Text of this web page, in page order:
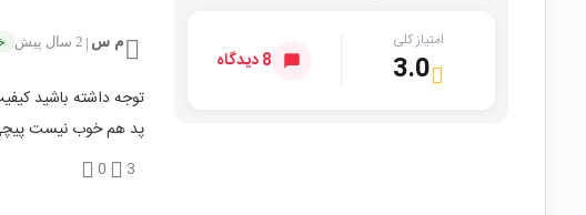
امتیاز کلی
3.0 8 دیدگاه
م س 2 سال پیش
توجه داشته باشید
پد هم خوب نیست
3
0